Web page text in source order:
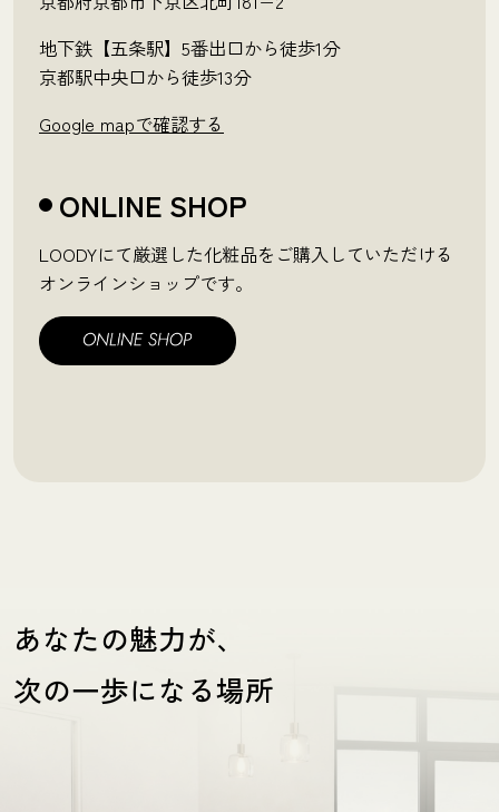
地下鉄【五条駅】5番出口から徒歩1分
京都駅中央口から徒歩13分
Google mapで確認する
ONLINE SHOP
LOODYにて厳選した化粧品をご購入していただける
オンラインショップです。
あなたの魅力が、
次の一歩になる場所